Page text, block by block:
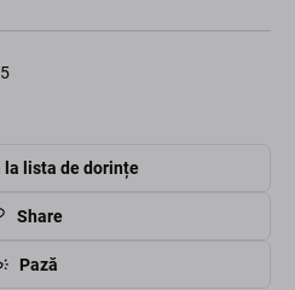
la lista de dorințe
Share
Pază